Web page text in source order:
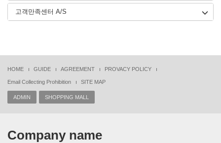
고객만족센터 A/S
HOME GUIDE AGREEMENT PROVACY POLICY
Email Collecting Prohibition SITE MAP
ADMIN SHOPPING MALL
Company name